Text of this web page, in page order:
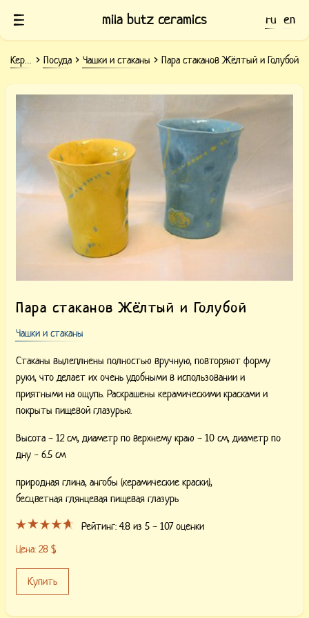
mila butz ceramics ru en
Керамика Посуда Чашки и стаканы Пара стаканов Жёлтый и Голубой
Мятые керамических стаканы Жёлтый
и Голубой
Пара стаканов Жёлтый и Голубой
Чашки и стаканы
Стаканы вылеплнены полностью вручную, повторяют форму
руки, что делает их очень удобными в использовании и
приятными на ощупь. Раскрашены керамическими красками и
покрыты пищевой глазурью.
Высота - 12 см, диаметр по верхнему краю - 10 см, диаметр по
дну - 6.5 см
природная глина, ангобы (керамические краски),
бесцветная глянцевая пищевая глазурь
Рейтинг:4.8 из 5 -107оценки
Цена: 28 $
Купить